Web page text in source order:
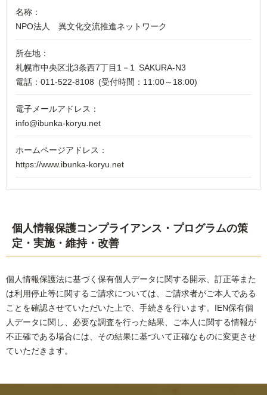
名称：
NPO法人 異文化交流推進ネットワーク
所在地：
札幌市中央区北3条西7丁目1－1 SAKURA-N3
電話： 011-522-8108 (受付時間：11:00～18:00)
電子メールアドレス：
info@ibunka-koryu.net
ホームページアドレス：
https://www.ibunka-koryu.net
個人情報保護コンプライアンス・プログラムの策
定・実施・維持・改善
個人情報保護法に基づく保有個人データに関する開示、訂正等また
は利用停止等に関するご請求については、ご請求者がご本人である
ことを確認させていただいた上で、手続きを行います。IEN保有個
人データに関し、必要な調査を行った結果、ご本人に関する情報が
不正確である場合には、その結果に基づいて正確なものに変更させ
ていただきます。